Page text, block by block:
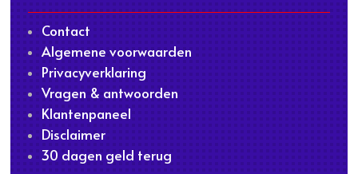
Contact
Algemene voorwaarden
Privacyverklaring
Vragen & antwoorden
Klantenpaneel
Disclaimer
30 dagen geld terug